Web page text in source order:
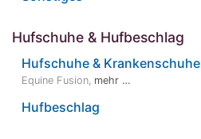
Hufschuhe & Hufbeschlag
Hufschuhe & Krankenschuhe
Equine Fusion, mehr …
Hufbeschlag